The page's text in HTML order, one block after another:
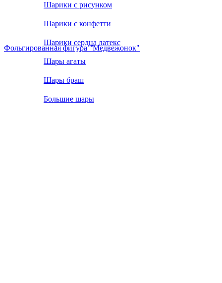
Шарики с рисунком
Шарики с конфетти
Шарики сердца латекс
Шары агаты
Шары браш
Большие шары
Фольгированная фигура "Медвежонок"